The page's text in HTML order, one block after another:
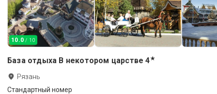
10.0 / 10
База отдыха В некотором царстве 4★
Рязань
Стандартный номер